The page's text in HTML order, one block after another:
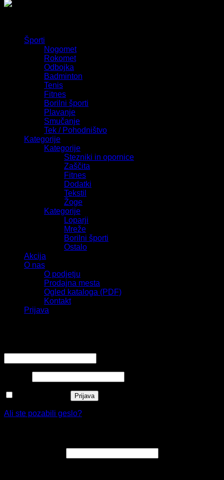
Športi
Nogomet
Rokomet
Odbojka
Badminton
Tenis
Fitnes
Borilni športi
Plavanje
Smučanje
Tek / Pohodništvo
Kategorije
Kategorije
Stezniki in opornice
Zaščita
Fitnes
Dodatki
Tekstil
Žoge
Kategorije
Loparji
Mreže
Borilni športi
Ostalo
Akcija
O nas
O podjetju
Prodajna mesta
Ogled kataloga (PDF)
Kontakt
Prijava
Prijava
Ali ste pozabili geslo?